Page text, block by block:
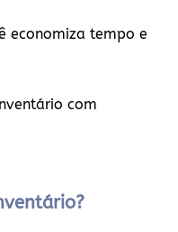
economiza tempo e
com